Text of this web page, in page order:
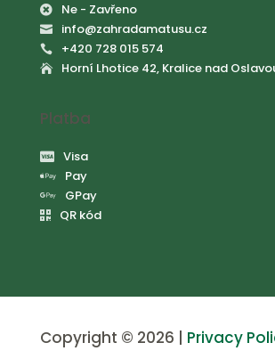
 Ne - Zavřeno
 info@zahradamatusu.cz
 +420 728 015 574
 Horní Lhotice 42, Kralice nad
Platba
 Visa
 Pay
 GPay
 QR kód
Copyright © 2026 | Privacy